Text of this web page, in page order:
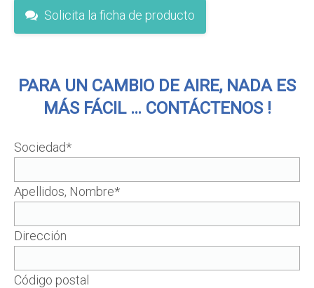
Solicita la ficha de producto
PARA UN CAMBIO DE AIRE, NADA ES
MÁS FÁCIL … CONTÁCTENOS !
Sociedad*
Apellidos, Nombre*
Dirección
Código postal